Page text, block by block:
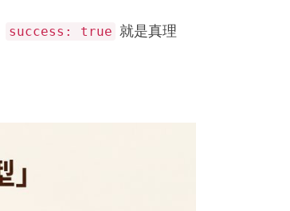
success: true 就是真理